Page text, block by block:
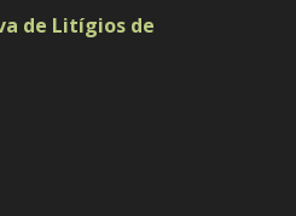
de Litígios de